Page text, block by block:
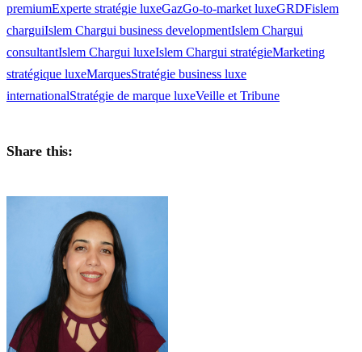
premiumExperte stratégie luxeGazGo-to-market luxeGRDFislem
charguiIslem Chargui business developmentIslem Chargui
consultantIslem Chargui luxeIslem Chargui stratégieMarketing
stratégique luxeMarquesStratégie business luxe
internationalStratégie de marque luxeVeille et Tribune
Share this: